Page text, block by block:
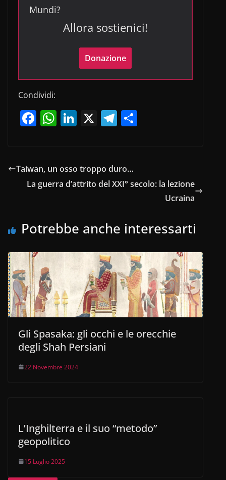
Mundi?
Allora sostienici!
Donazione
Condividi:
F
e
b
k
W
s
A
Li
e
dI
X T
gr
a vi
Taiwan, un osso troppo duro…
La guerra d’attrito del XXI° secolo: la lezione
Ucraina
Potrebbe anche interessarti
Gli Spasaka: gli occhi e le orecchie
degli Shah Persiani
22 Novembre 2024
L’Inghilterra e il suo “metodo”
geopolitico
15 Luglio 2025